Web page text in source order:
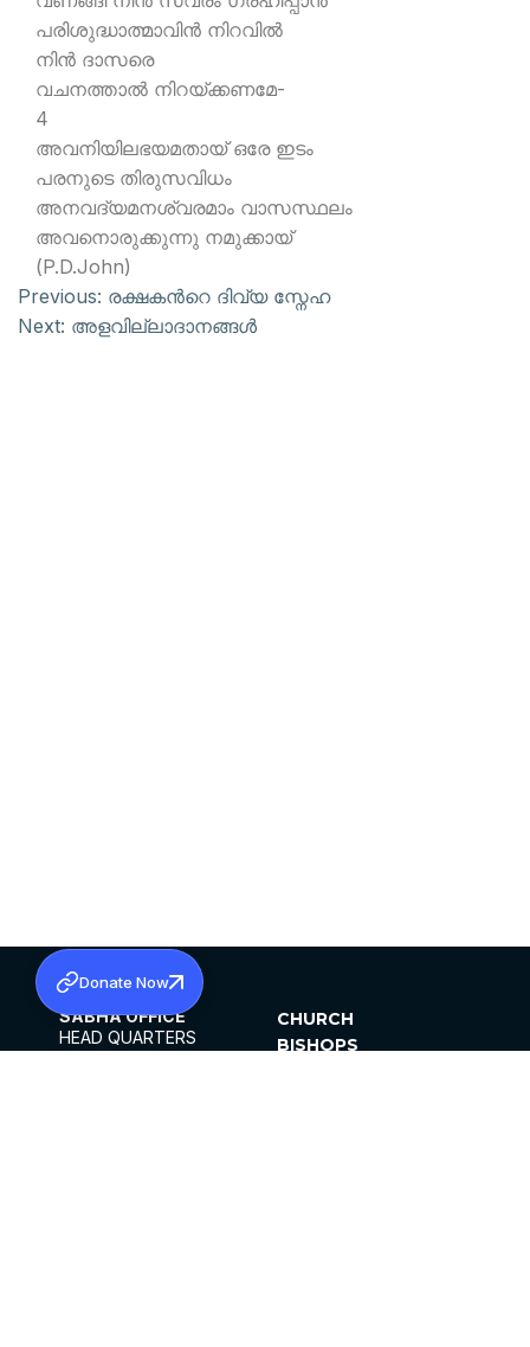
പരിശുദ്ധാത്മാവിന്‍ നിറവില്‍
നിന്‍ ദാസരെ
വചനത്താല്‍ നിറയ്ക്കണമേ-
4
അവനിയിലഭയമതായ് ഒരേ ഇടം
പരനുടെ തിരുസവിധം
അനവദ്യമനശ്വരമാം വാസസ്ഥലം
അവനൊരുക്കുന്നു നമുക്കായ്
(P.D.John)
Previous: രക്ഷകന്‍റെ ദിവ്യ സ്നേഹ
Next: അളവില്ലാദാനങ്ങള്‍
SABHA OFFICE
HEAD QUARTERS
CHURCH
BISHOPS
Donate Now